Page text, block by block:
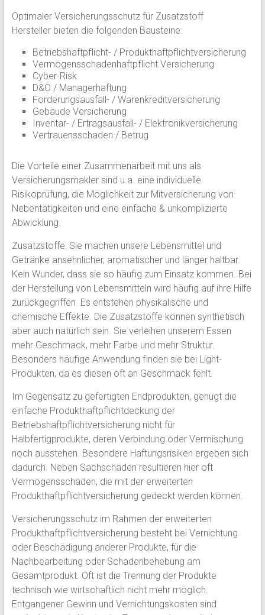
Optimaler Versicherungsschutz für Zusatzstoff
Hersteller bieten die folgenden Bausteine:
Betriebshaftpflicht- / Produkthaftpflichtversicherung
Vermögensschadenhaftpflicht Versicherung
Cyber-Risk
D&O / Managerhaftung
Forderungsausfall- / Warenkreditversicherung
Gebäude Versicherung
Inventar- / Ertragsausfall- / Elektronikversicherung
Vertrauensschaden / Betrug
Die Vorteile einer Zusammenarbeit mit uns als
Versicherungsmakler sind u.a. eine individuelle
Risikoprüfung, die Möglichkeit zur Mitversicherung von
Nebentätigkeiten und eine einfache & unkomplizierte
Abwicklung.
Zusatzstoffe: Sie machen unsere Lebensmittel und
Getränke ansehnlicher, aromatischer und länger haltbar.
Kein Wunder, dass sie so häufig zum Einsatz kommen. Bei
der Herstellung von Lebensmitteln wird häufig auf ihre Hilfe
zurückgegriffen. Es entstehen physikalische und
chemische Effekte. Die Zusatzstoffe können synthetisch
aber auch natürlich sein. Sie verleihen unserem Essen
mehr Geschmack, mehr Farbe und mehr Struktur.
Besonders häufige Anwendung finden sie bei Light-
Produkten, da es diesen oft an Geschmack fehlt.
Im Gegensatz zu gefertigten Endprodukten, genügt die
einfache Produkthaftpflichtdeckung der
Betriebshaftpflichtversicherung nicht für
Halbfertigprodukte, deren Verbindung oder Vermischung
noch ausstehen. Besondere Haftungsrisiken ergeben sich
dadurch. Neben Sachschäden resultieren hier oft
Vermögensschäden, die mit der erweiterten
Produkthaftpflichtversicherung gedeckt werden können.
Versicherungsschutz im Rahmen der erweiterten
Produkthaftpflichtversicherung besteht bei Vernichtung
oder Beschädigung anderer Produkte, für die
Nachbearbeitung oder Schadenbehebung am
Gesamtprodukt. Oft ist die Trennung der Produkte
technisch wie wirtschaftlich nicht mehr möglich.
Entgangener Gewinn und Vernichtungskosten sind